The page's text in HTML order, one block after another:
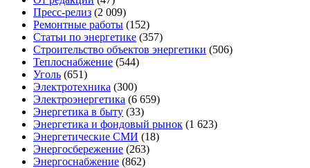
Пресс-релиз (2 009)
Ремонтные работы (152)
Статьи по энергетике (357)
Строительство объектов энергетики (506)
Теплоснабжение (544)
Уголь (651)
Электротехника (300)
Электроэнергетика (6 659)
Энергетика в быту (33)
Энергетика и фондовый рынок (1 623)
Энергетические СМИ (18)
Энергосбережение (263)
Энергоснабжение (862)